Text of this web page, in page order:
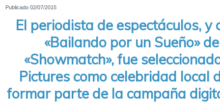
Publicado 02/07/2015
El periodista de espectáculos, y
«Bailando por un Sueño»
«Showmatch», fue
Pictures como celebridad local
formar parte de la campaña